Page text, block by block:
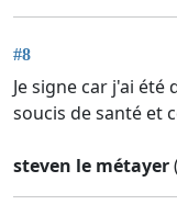
#8
Je signe car j'ai
soucis de santé et
steven le métayer